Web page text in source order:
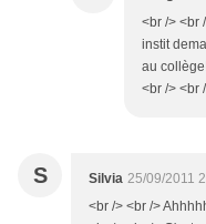
<br /> <br
instit
au
<br /> <br
S Silvia 25/09/2011
<br /> <br />